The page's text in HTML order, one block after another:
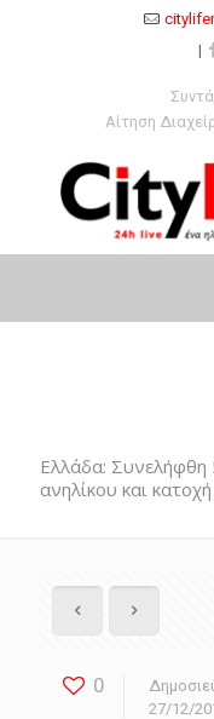
Αίτηση
Ελλάδα: Συνελήφθη
ανηλίκου και
0
27/12/